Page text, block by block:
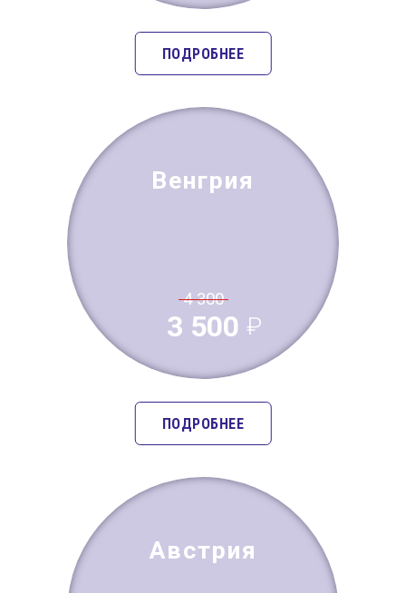
ПОДРОБНЕЕ
Венгрия
4 300
3 500
ПОДРОБНЕЕ
Австрия